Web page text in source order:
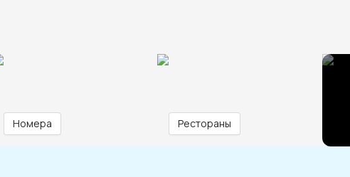
Номера Рестораны